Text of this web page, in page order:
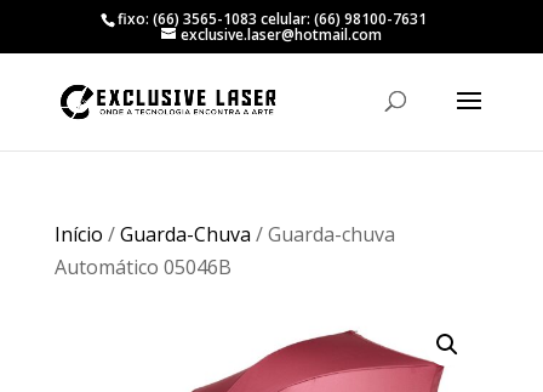
fixo: (66) 3565-1083 celular: (66) 98100-7631
exclusive.laser@hotmail.com
Início /Guarda-Chuva / Guarda-chuva
Automático 05046B